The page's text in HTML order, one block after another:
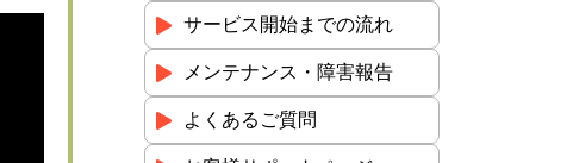
サービス開始までの流れ
メンテナンス・障害報告
よくあるご質問